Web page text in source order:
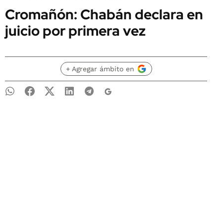
Cromañón: Chabán declara en
juicio por primera vez
+ Agregar ámbito en